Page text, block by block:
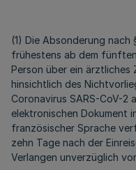
(1) Die Absonderung
frühestens ab dem
Person über ein ärztliches
hinsichtlich des
Coronavirus SARS-CoV-2
elektronischen Dokument
französischer Sprache
zehn Tage nach der
Verlangen unverzüglich